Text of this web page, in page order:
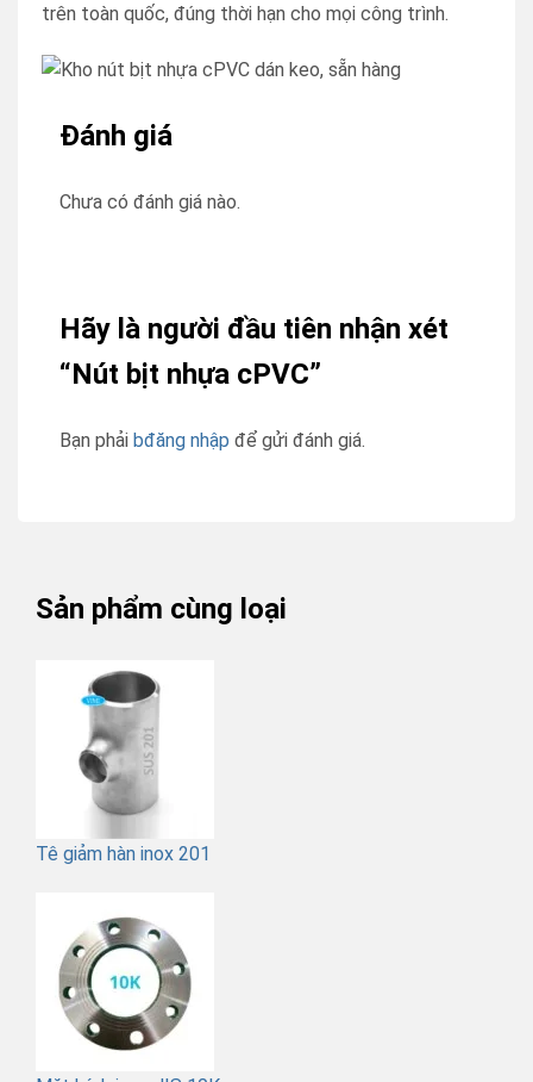
trên toàn quốc, đúng thời hạn cho mọi công trình.
Đánh giá
Chưa có đánh giá nào.
Hãy là người đầu tiên nhận xét
“Nút bịt nhựa cPVC”
Bạn phải bđăng nhập để gửi đánh giá.
Sản phẩm cùng loại
Tê giảm hàn inox 201